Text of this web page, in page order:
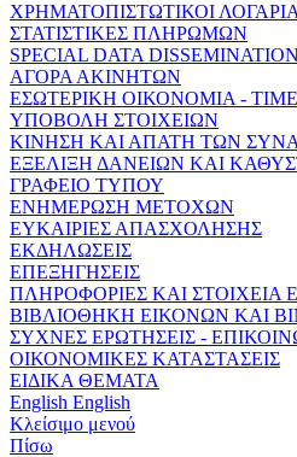
ΧΡΗΜΑΤΟΠΙΣΤΩΤΙΚΟΙ
ΣΤΑΤΙΣΤΙΚΕΣ ΠΛΗΡΩΜΩΝ
SPECIAL DATA
ΑΓΟΡΑ ΑΚΙΝΗΤΩΝ
ΕΣΩΤΕΡΙΚΗ ΟΙΚΟΝΟΜΙΑ -
ΥΠΟΒΟΛΗ ΣΤΟΙΧΕΙΩΝ
ΚΙΝΗΣΗ ΚΑΙ ΑΠΑΤΗ ΤΩΝ
ΕΞΕΛΙΞΗ ΔΑΝΕΙΩΝ ΚΑΙ
ΓΡΑΦΕΙΟ ΤΥΠΟΥ
ΕΝΗΜΕΡΩΣΗ ΜΕΤΟΧΩΝ
ΕΥΚΑΙΡΙΕΣ ΑΠΑΣΧΟΛΗΣΗΣ
ΕΚΔΗΛΩΣΕΙΣ
ΕΠΕΞΗΓΗΣΕΙΣ
ΠΛΗΡΟΦΟΡΙΕΣ ΚΑΙ ΣΤΟΙΧΕΙΑ
ΒΙΒΛΙΟΘΗΚΗ ΕΙΚΟΝΩΝ ΚΑΙ
ΣΥΧΝΕΣ ΕΡΩΤΗΣΕΙΣ -
ΟΙΚΟΝΟΜΙΚΕΣ ΚΑΤΑΣΤΑΣΕΙΣ
ΕΙΔΙΚΑ ΘΕΜΑΤΑ
English English
Κλείσιμο μενού
Πίσω